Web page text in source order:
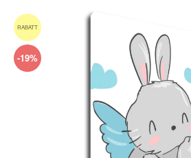
RABATT
-19%